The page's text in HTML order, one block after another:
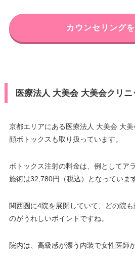
カウンセリング
医療法人 大美会 大美会クリ
京都エリアにある医療法人 大美会 大
顔ボトックスも取り扱っています。
ボトックス注射の料金は、例としてア
施術は32,780円（税込）となっています
関西圏に4院を展開していて、どの院
のがうれしいポイントですね。
院内は、高級感が漂う内装で女性医師